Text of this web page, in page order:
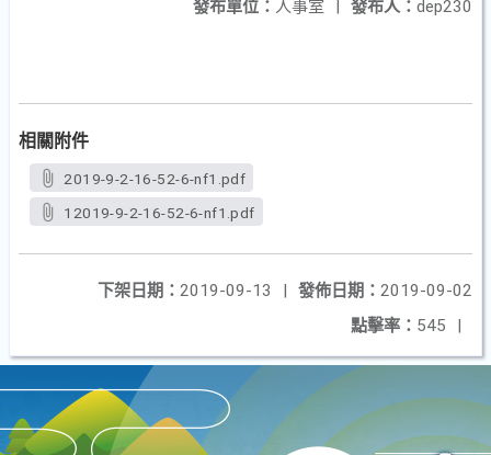
發布人： dep230
發布單位： 人事室 |
相關附件
2019-9-2-16-52-6-nf1.pdf
12019-9-2-16-52-6-nf1.pdf
發佈日期： 2019-09-02
下架日期： 2019-09-13
|
點擊率： 545 |